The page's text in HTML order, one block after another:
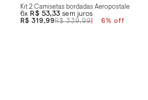
Kit 2 Camisetas bordadas Aeropostale
R$ 339,99
R$ 319,99 6%
6x R$ 53,33sem juros